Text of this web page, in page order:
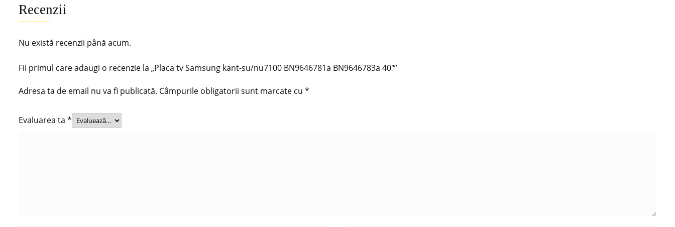
Recenzii
Nu există recenzii până acum.
Fii primul care adaugi o recenzie la „Placa tv Samsung kant-su/nu7100 BN9646781a BN9646783a 40″”
Adresa ta de email nu va fi publicată. Câmpurile obligatorii sunt marcate cu *
Evaluarea ta *